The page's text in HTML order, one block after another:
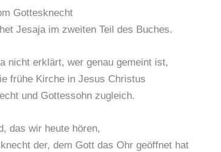
Gottesknecht
Jesaja im zweiten Teil des Buches.
nicht erklärt, wer genau gemeint ist,
frühe Kirche in Jesus Christus
und Gottessohn zugleich.
das wir heute hören,
der, dem Gott das Ohr geöffnet hat